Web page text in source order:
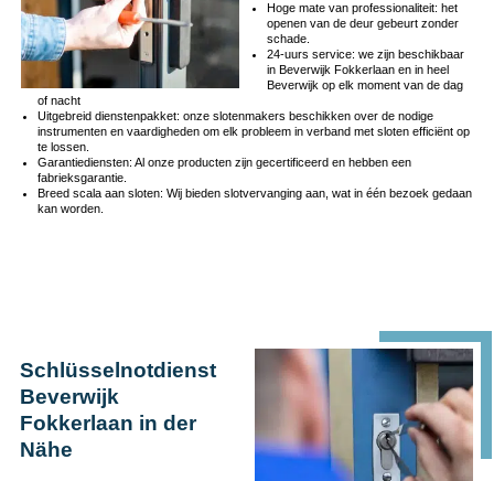
Hoge mate van professionaliteit: het
openen van de deur gebeurt zonder
schade.
24-uurs service: we zijn beschikbaar
in Beverwijk Fokkerlaan en in heel
Beverwijk op elk moment van de dag
of nacht
Uitgebreid dienstenpakket: onze slotenmakers beschikken over de nodige
instrumenten en vaardigheden om elk probleem in verband met sloten efficiënt op
te lossen.
Garantiediensten: Al onze producten zijn gecertificeerd en hebben een
fabrieksgarantie.
Breed scala aan sloten: Wij bieden slotvervanging aan, wat in één bezoek gedaan
kan worden.
Schlüsselnotdienst
Beverwijk
Fokkerlaan in der
Nähe